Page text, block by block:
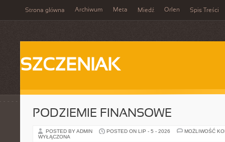
Strona główna Archiwum Meta Miedź Orlen Spis Treści
SZCZENIAK
PODZIEMIE FINANSOWE
POSTED BY ADMIN POSTED ON LIP - 5 - 2026
MOŻLIWOŚĆ
WYŁĄCZONA